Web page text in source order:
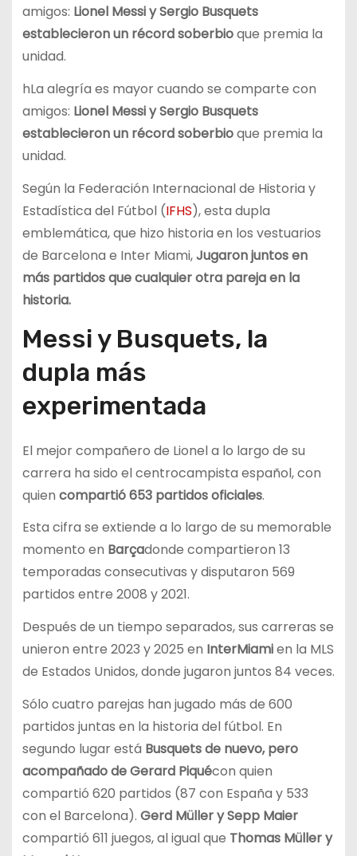
amigos: Lionel Messi y Sergio Busquets
establecieron un récord soberbioque premia la
unidad.
hLa alegría es mayor cuando se comparte con
amigos: Lionel Messi y Sergio Busquets
establecieron un récord soberbioque premia la
unidad.
Según la Federación Internacional de Historia y
Estadística del Fútbol (IFHS), esta dupla
emblemática, que hizo historia en los vestuarios
de Barcelona e Inter Miami,Jugaron juntos en
más partidos que cualquier otra pareja en la
historia.
Messi y Busquets, la
dupla más
experimentada
El mejor compañero de Lionel a lo largo de su
carrera ha sido el centrocampista español, con
quien compartió 653 partidos oficiales.
Esta cifra se extiende a lo largo de su memorable
momento en Barçadonde compartieron 13
temporadas consecutivas y disputaron 569
partidos entre 2008 y 2021.
Después de un tiempo separados, sus carreras se
unieron entre 2023 y 2025 en InterMiamien la MLS
de Estados Unidos, donde jugaron juntos 84 veces.
Sólo cuatro parejas han jugado más de 600
partidos juntas en la historia del fútbol. En
segundo lugar está Busquets de nuevo, pero
acompañado de Gerard Piquécon quien
compartió 620 partidos (87 con España y 533
con el Barcelona). Gerd Müller y Sepp Maier
compartió 611 juegos, al igual que Thomas Müller y